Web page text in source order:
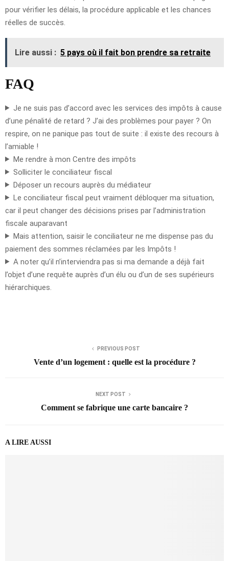
pour vérifier les délais, la procédure applicable et les chances
réelles de succès.
Lire aussi : 5 pays où il fait bon prendre sa retraite
FAQ
Je ne suis pas d’accord avec les services des impôts à cause
d’une pénalité de retard ? J’ai des problèmes pour payer ? On
respire, on ne panique pas tout de suite : il existe des recours à
l’amiable !
Me rendre à mon Centre des impôts
Solliciter le conciliateur fiscal
Déposer un recours auprès du médiateur
Le conciliateur fiscal peut vraiment débloquer ma situation,
car il peut changer des décisions prises par l’administration
fiscale auparavant
Mais attention, saisir le conciliateur ne me dispense pas du
paiement des sommes réclamées par les Impôts !
A noter qu’il n’interviendra pas si ma demande a déjà fait
l’objet d’une requête auprès d’un élu ou d’un de ses supérieurs
hiérarchiques.
PREVIOUS POST
Vente d’un logement : quelle est la procédure ?
NEXT POST
Comment se fabrique une carte bancaire ?
A LIRE AUSSI